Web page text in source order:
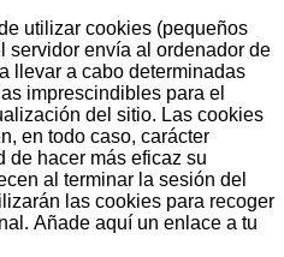
utilizar cookies (pequeños
servidor envía al ordenador de
llevar a cabo determinadas
imprescindibles para el
del sitio. Las cookies
en todo caso, carácter
de hacer más eficaz su
al terminar la sesión del
las cookies para recoger
Añade aquí un enlace a tu